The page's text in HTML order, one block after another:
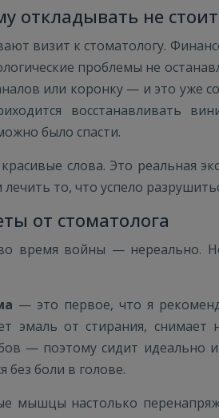
откладывать не стоит
визит к стоматологу.
проблемы не
или коронку — и это уже
восстанавливать
было спасти.
слова. Это
то, что успело
от стоматолога
время войны — нереально.
— это первое, что я
от стирания, снимает
— поэтому сидит
без боли в голове.
мышцы настолько